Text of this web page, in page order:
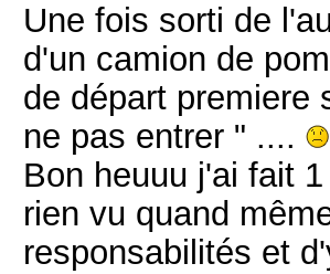
Une fois sorti de
d'un camion de
de départ premiere
ne pas entrer " ....
Bon heuuu j'ai fait
rien vu quand
responsabilités et